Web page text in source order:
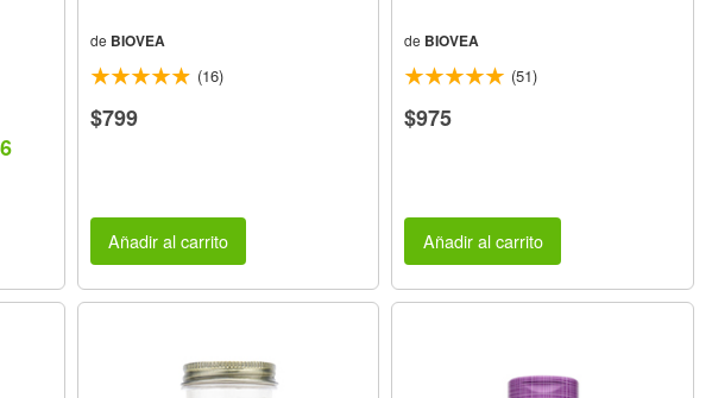
de BIOVEA
(16)
$799
Añadir al carrito
de BIOVEA
(51)
$975
Añadir al carrito